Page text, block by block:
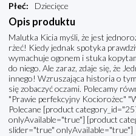
Płeć: Dziecięce
Opis produktu
Malutka Kicia myśli, że jest
rżeć! Kiedy jednak spotyka
wymachuje ogonem i stuka
do niego. Ale zaraz, zdaje się, że
innego! Wzruszająca historia o
się zobaczyć oczami. Polecamy
"Prawie perfekcyjny Kociorożec"
Polecane [product
onlyAvailable="true"] [product
slider="true" onlyAvailable="true"]